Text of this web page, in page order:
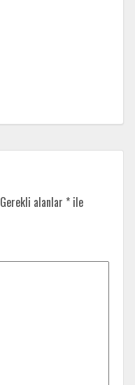
Gerekli alanlar * ile